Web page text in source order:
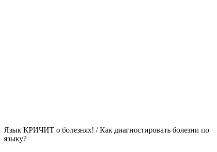
Язык КРИЧИТ о болезнях! / Как диагностировать болезни по
языку?